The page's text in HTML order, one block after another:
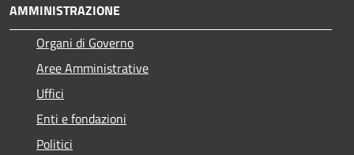
AMMINISTRAZIONE
Organi di Governo
Aree Amministrative
Uffici
Enti e fondazioni
Politici